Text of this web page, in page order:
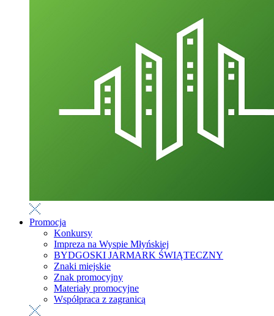
Promocja
Konkursy
Impreza na Wyspie Młyńskiej
BYDGOSKI JARMARK ŚWIĄTECZNY
Znaki miejskie
Znak promocyjny
Materiały promocyjne
Współpraca z zagranicą